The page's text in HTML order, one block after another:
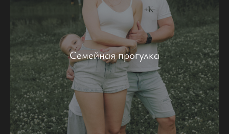
Семейная прогулка